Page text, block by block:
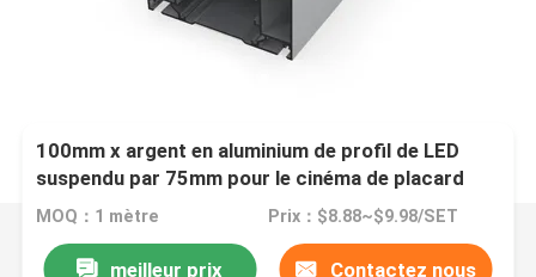
100mm x argent en aluminium de profil de LED
suspendu par 75mm pour le cinéma de placard
MOQ：1 mètre Prix：$8.88~$9.98/SET
meilleur prix Contactez nous